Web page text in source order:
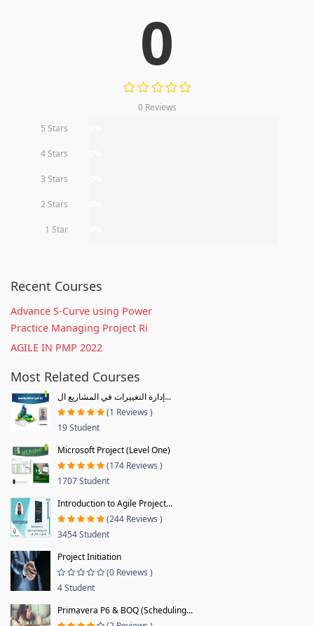
0
0 Reviews
5 Stars
4 Stars
3 Stars
2 Stars
1 Star
Recent Courses
Advance S-Curve using Power
Practice Managing Project Ri
AGILE IN PMP 2022
Most Related Courses
إدارة التغييرات في المشاريع ال...
(1 Reviews )
19 Student
Microsoft Project (Level One)
(174 Reviews )
1707 Student
Introduction to Agile Project...
(244 Reviews )
3454 Student
Project Initiation
(0 Reviews )
4 Student
Primavera P6 & BOQ (Scheduling...